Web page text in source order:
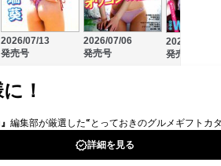
2026/07/13
発売号
2026/07/06
発売号
2026/06/29
発売号
送料